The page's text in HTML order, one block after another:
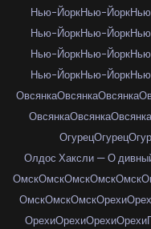
Нью-ЙоркНью-Йорк
Нью-ЙоркНью-Йорк
Нью-ЙоркНью-Йорк
Нью-ЙоркНью-Йорк
ОвсянкаОвсянкаОвсянка
ОвсянкаОвсянкаОвсянка
ОгурецОгурец
Олдос Хаксли — О
ОмскОмскОмскОмскОмск
ОмскОмскОмскОрехи
ОрехиОрехиОрехиОрехи